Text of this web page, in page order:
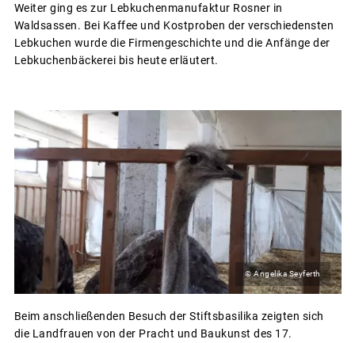
Weiter ging es zur Lebkuchenmanufaktur Rosner in
Waldsassen. Bei Kaffee und Kostproben der verschiedensten
Lebkuchen wurde die Firmengeschichte und die Anfänge der
Lebkuchenbäckerei bis heute erläutert.
© Angelika Seyferth
Beim anschließenden Besuch der Stiftsbasilika zeigten sich
die Landfrauen von der Pracht und Baukunst des 17.